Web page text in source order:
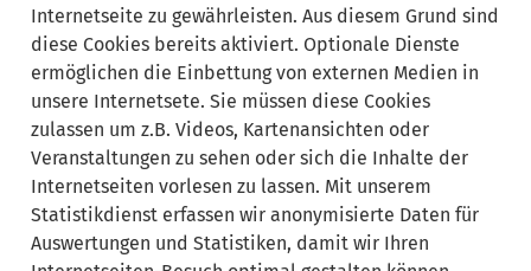
Bereich
ausklappen
zuständige Ämter/
Sachgebiete:
Bereich
ausklappen
Lebenslagen:
Internetseite zu gewährleisten. Aus diesem Grund sind
diese Cookies bereits aktiviert. Optionale Dienste
ermöglichen die Einbettung von externen Medien in
unsere Internetsete. Sie müssen diese Cookies
zulassen um z.B. Videos, Kartenansichten oder
Veranstaltungen zu sehen oder sich die Inhalte der
Internetseiten vorlesen zu lassen. Mit unserem
Statistikdienst erfassen wir anonymisierte Daten für
Auswertungen und Statistiken, damit wir Ihren